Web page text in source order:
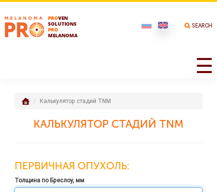
PROVEN
SOLUTIONS
PRO
MELANOMA
☰
SEARCH
Калькулятор стадий TNM
КАЛЬКУЛЯТОР СТАДИЙ TNM
ПЕРВИЧНАЯ ОПУХОЛЬ:
Толщина по Бреслоу, мм